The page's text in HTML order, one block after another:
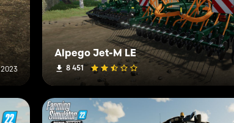
Alpego Jet-M LE
8 451